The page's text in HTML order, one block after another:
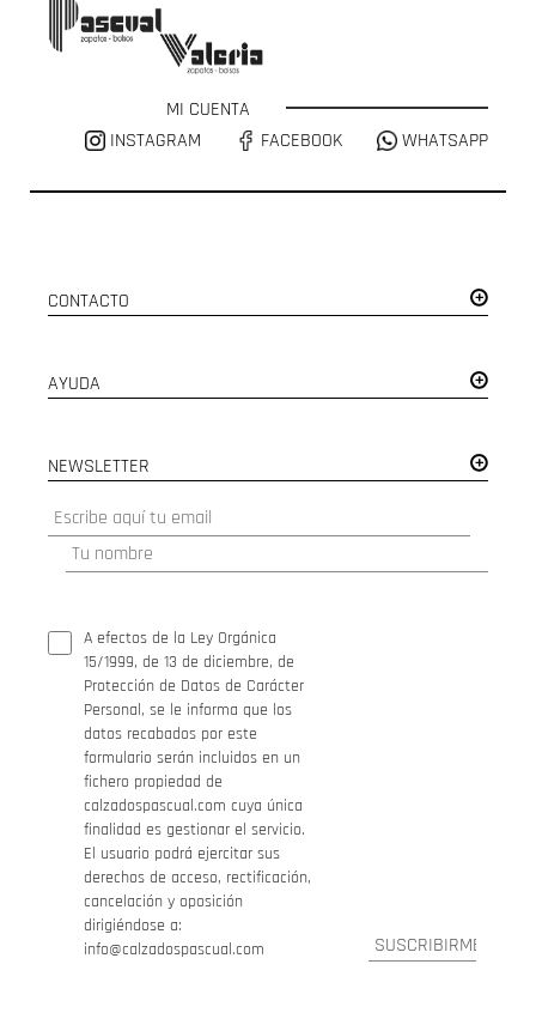
MI CUENTA
INSTAGRAM
FACEBOOK WHATSAPP
CONTACTO
AYUDA
NEWSLETTER
A efectos de la Ley Orgánica
15/1999, de 13 de diciembre, de
Protección de Datos de Carácter
Personal, se le informa que los
datos recabados por este
formulario serán incluidos en un
fichero propiedad de
calzadospascual.com cuya única
finalidad es gestionar el servicio.
El usuario podrá ejercitar sus
derechos de acceso, rectificación,
cancelación y oposición
dirigiéndose a:
info@calzadospascual.com